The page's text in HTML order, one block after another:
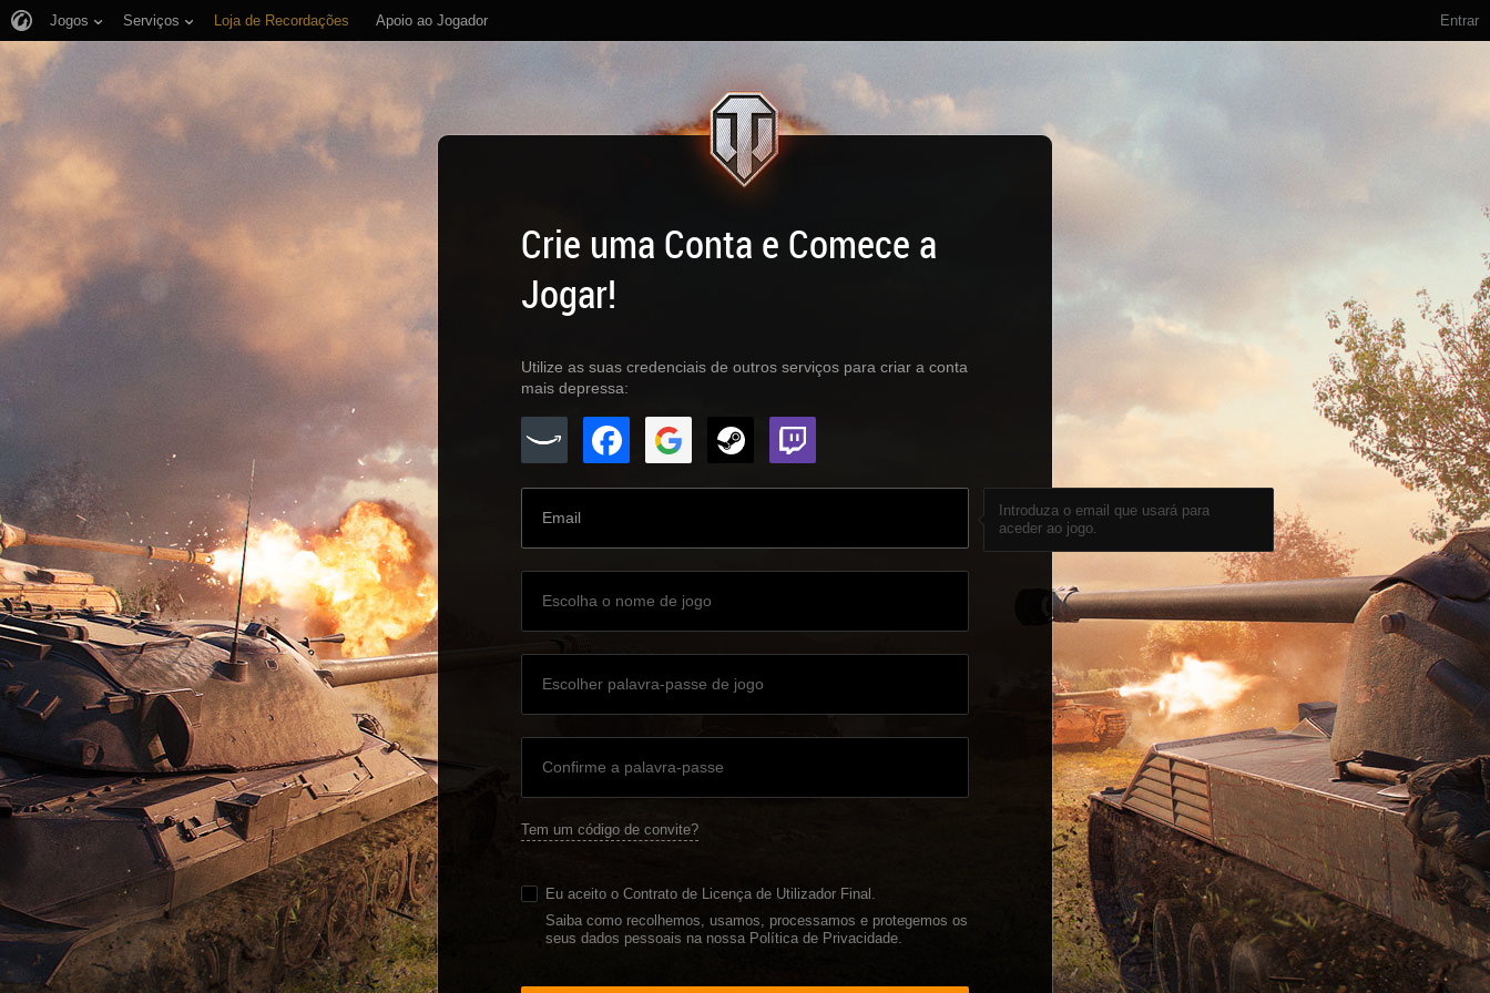
Entrar
Jogos Serviços Loja de Recordações Apoio ao Jogador
Crie uma Conta e Comece a
Jogar!
Utilize as suas credenciais de outros serviços para criar a conta
mais depressa:
Introduza o email que usará para
aceder ao jogo.
Tem um código de convite?
Eu aceito o Contrato de Licença de Utilizador Final .
Saiba como recolhemos, usamos, processamos e protegemos os
seus dados pessoais na nossa Política de Privacidade.